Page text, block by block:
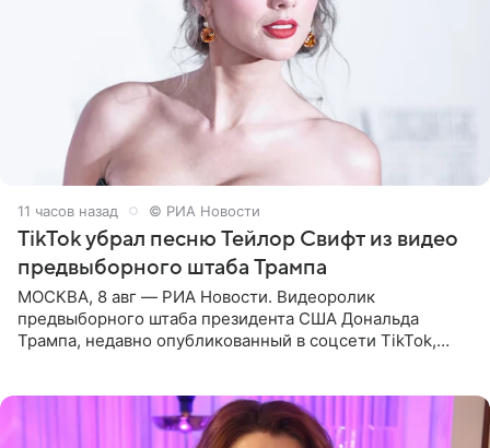
11 часов назад © РИА Новости
TikTok убрал песню Тейлор Свифт из видео
предвыборного штаба Трампа
МОСКВА, 8 авг — РИА Новости. Видеоролик
предвыборного штаба президента США Дональда
Трампа, недавно опубликованный в соцсети TikTok,